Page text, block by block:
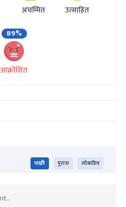
अचम्मित
उत्साहित
89%
आक्रोशित
भर्खरै पुराना लोकप्रिय